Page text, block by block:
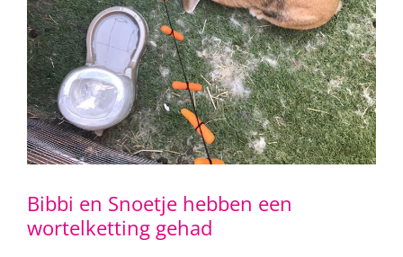
Bibbi en Snoetje hebben een
wortelketting gehad